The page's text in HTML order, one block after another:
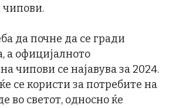
чипови.
да почне да се гради
а официјалното
чипови се најавува за 2024.
се користи за потребите на
во светот, односно ќе